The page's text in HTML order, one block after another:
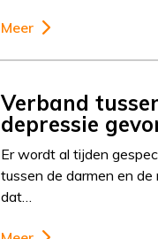
Meer
Verband
depressie
Er wordt al tijden
tussen de darmen en
dat…